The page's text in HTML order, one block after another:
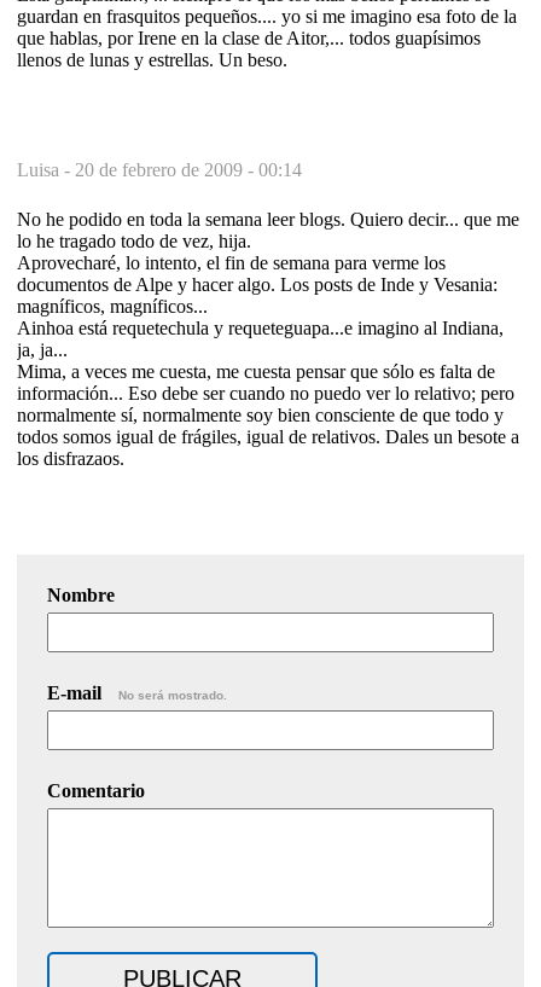
guardan en frasquitos pequeños.... yo si me imagino esa foto de la
que hablas, por Irene en la clase de Aitor,... todos guapísimos
llenos de lunas y estrellas. Un beso.
Luisa - 20 de febrero de 2009 - 00:14
No he podido en toda la semana leer blogs. Quiero decir... que me
lo he tragado todo de vez, hija.
Aprovecharé, lo intento, el fin de semana para verme los
documentos de Alpe y hacer algo. Los posts de Inde y Vesania:
magníficos, magníficos...
Ainhoa está requetechula y requeteguapa...e imagino al Indiana,
ja, ja...
Mima, a veces me cuesta, me cuesta pensar que sólo es falta de
información... Eso debe ser cuando no puedo ver lo relativo; pero
normalmente sí, normalmente soy bien consciente de que todo y
todos somos igual de frágiles, igual de relativos. Dales un besote a
los disfrazaos.
Nombre
E-mail No será mostrado.
Comentario